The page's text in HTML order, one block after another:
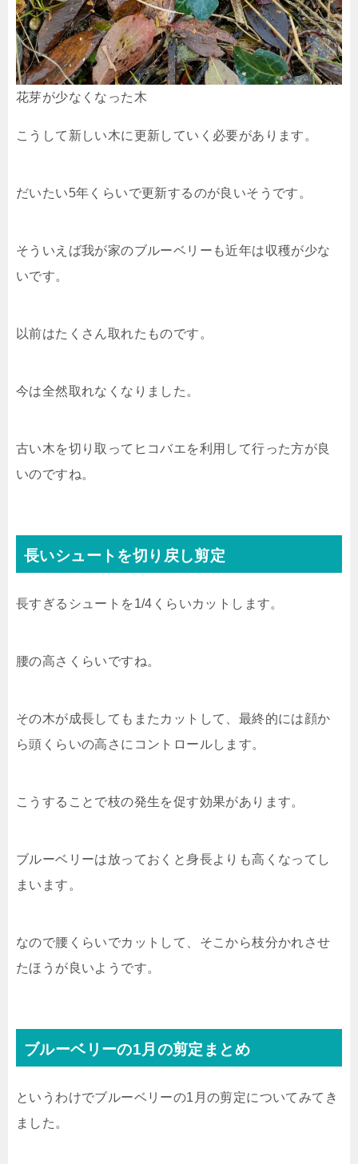
花芽が少なくなった木
こうして新しい木に更新していく必要があります。
だいたい5年くらいで更新するのが良いそうです。
そういえば我が家のブルーベリーも近年は収穫が少な
いです。
以前はたくさん取れたものです。
今は全然取れなくなりました。
古い木を切り取ってヒコバエを利用して行った方が良
いのですね。
長いシュートを切り戻し剪定
長すぎるシュートを1/4くらいカットします。
腰の高さくらいですね。
その木が成長してもまたカットして、最終的には顔か
ら頭くらいの高さにコントロールします。
こうすることで枝の発生を促す効果があります。
ブルーベリーは放っておくと身長よりも高くなってし
まいます。
なので腰くらいでカットして、そこから枝分かれさせ
たほうが良いようです。
ブルーベリーの1月の剪定まとめ
というわけでブルーベリーの1月の剪定についてみてき
ました。